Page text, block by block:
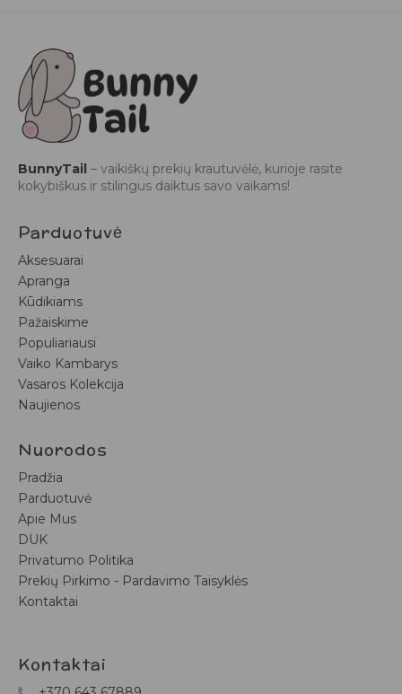
BunnyTail – vaikiškų prekių krautuvėlė, kurioje rasite
kokybiškus ir stilingus daiktus savo vaikams!
Parduotuvė
Aksesuarai
Apranga
Kūdikiams
Pažaiskime
Populiariausi
Vaiko Kambarys
Vasaros Kolekcija
Naujienos
Nuorodos
Pradžia
Parduotuvė
Apie Mus
DUK
Privatumo Politika
Prekių Pirkimo - Pardavimo Taisyklės
Kontaktai
Kontaktai